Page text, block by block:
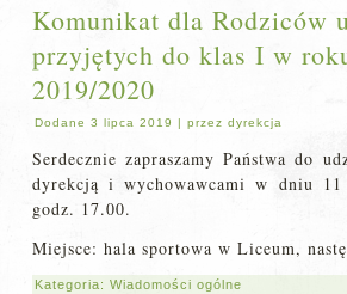
Komunikat dla Rodziców
przyjętych do klas I w
2019/2020
Dodane 3 lipca 2019 |przez dyrekcja
Serdecznie zapraszamy Państwa do
dyrekcją i wychowawcami w dniu
godz. 17.00.
Miejsce: hala sportowa w Liceum,
Kategoria:Wiadomości ogólne